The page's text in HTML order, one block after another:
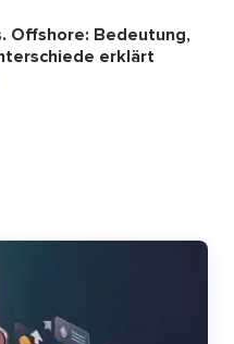
Offshore: Bedeutung,
erklärt